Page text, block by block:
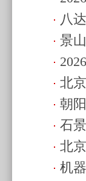
举办
八
级
景
验
北
辅
朝
石
北
22:26)
机